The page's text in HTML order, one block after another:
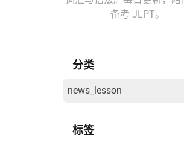
备考 JLPT。
分类
news_lesson
标签